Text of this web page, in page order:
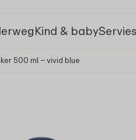
Kind & babyServies
500 ml – vivid blue